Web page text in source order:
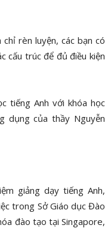
rèn luyện, các bạn có
cấu trúc để đủ điều kiện
tiếng Anh với khóa học
dụng của thầy Nguyễn
giảng dạy tiếng Anh,
trong Sở Giáo dục Đào
đào tạo tại Singapore,